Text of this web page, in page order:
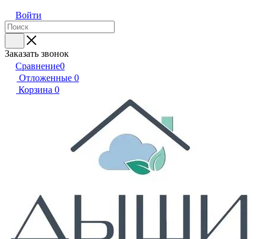
Войти
Заказать звонок
Сравнение0
Отложенные 0
Корзина 0